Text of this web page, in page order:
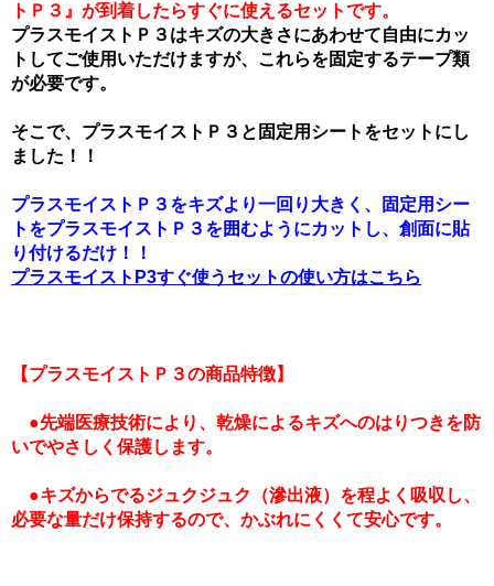
トＰ３』が到着したらすぐに使えるセットです。
プラスモイストＰ３はキズの大きさにあわせて自由にカッ
トしてご使用いただけますが、これらを固定するテープ類
が必要です。
そこで、プラスモイストＰ３と固定用シートをセットにし
ました！！
プラスモイストＰ３をキズより一回り大きく、固定用シー
トをプラスモイストＰ３を囲むようにカットし、創面に貼
り付けるだけ！！
プラスモイストP3すぐ使うセットの使い方はこちら
【プラスモイストＰ３の商品特徴】
●先端医療技術により、乾燥によるキズへのはりつきを防
いでやさしく保護します。
●キズからでるジュクジュク（滲出液）を程よく吸収し、
必要な量だけ保持するので、かぶれにくくて安心です。